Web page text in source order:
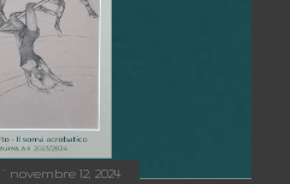
novembre 12, 2024